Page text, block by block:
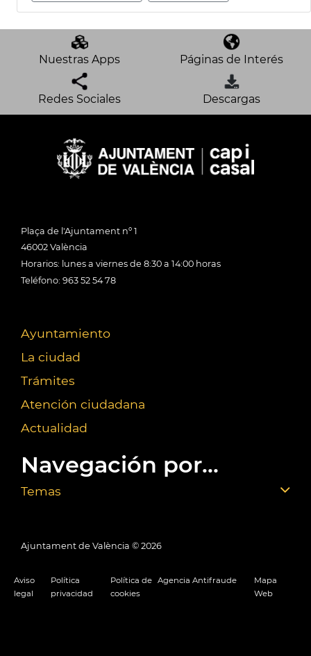
Nuestras Apps Páginas de Interés
Redes Sociales Descargas
Plaça de l'Ajuntament nº 1
46002 València
Horarios: lunes a viernes de 8:30 a 14:00 horas
Teléfono: 963 52 54 78
Ayuntamiento
La ciudad
Trámites
Atención ciudadana
Actualidad
Navegación por...
Temas
Ajuntament de València © 2026
Aviso
legal
Política
privacidad
Política de
cookies
Agencia Antifraude
Mapa
Web